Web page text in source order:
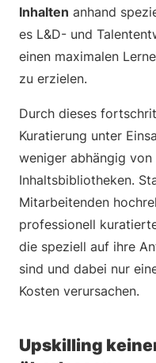
Inhalten anhand
es L&D- und
einen maximalen
zu erzielen.
Durch dieses
Kuratierung unter
weniger abhängig
Inhaltsbibliotheken.
Mitarbeitenden
professionell
die speziell auf ihre
sind und dabei nur
Kosten verursachen.
Upskilling